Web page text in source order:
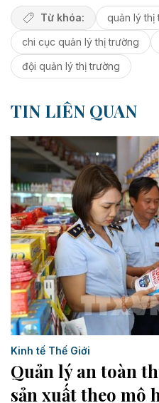
Từ khóa:
quản lý thị
chi cục quản lý thị trường
đội quản lý thị trường
TIN LIÊN QUAN
Kinh tế Thế Giới
Quản lý an toàn
sản xuất theo mô